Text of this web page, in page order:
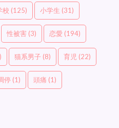
校 (125) 小学生 (31)
性被害 (3) 恋愛 (194)
猫系男子 (8) 育児 (22)
停 (1) 頭痛 (1)